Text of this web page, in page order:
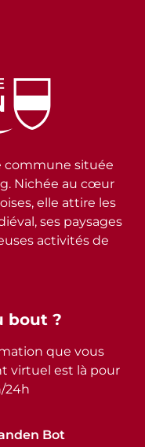
bout ?
que vous
virtuel est là pour
24h
Bot
commune située
Nichée au cœur
elle attire les
ses paysages
activités de